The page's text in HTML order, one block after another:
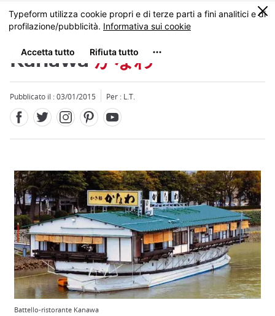
Skip
to
content
MENU
0
Kanawaかなわ
Pubblicato il : 03/01/2015 Per : L.T.
Battello-ristorante Kanawa